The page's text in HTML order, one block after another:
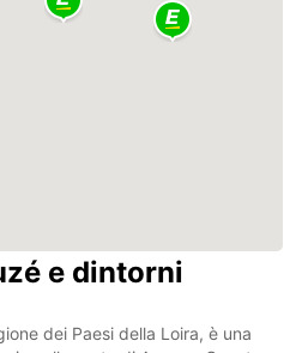
e dintorni
dei Paesi della Loira, è una